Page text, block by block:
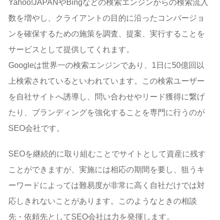
社内体制の整備
SEO対策会社を選ぶ前に知っておくべきこと
SEO対策の効果が出るまでには長期期間かかる
SEO会社は「評判」や「信頼性」で選ばれる傾向があ
る
SEO対策会社の選び方
ステップ1:SEOの基礎知識を身につける
ステップ2:SEO対策の最終目標や予算を定める
る
ステップ5:SEO会社との商談時に質問する
SEO会社選定の基準
実績の確認
施策内容の確認
Yahoo!JAPANやBingなどの検索エンジンからの検索流入
数を増やし、クライアントの目的に沿ったコンバージョ
ンを確保するための施策を調査、提案、実行することを
サービスとして提供してくれます。
Googleは世界一の検索エンジンであり、1日に50億回以
上検索されているといわれています。この検索ユーザー
を自社サイトへ誘導し、問い合わせやリード獲得に繋げ
たり、ブランディングを強化することを専門に行うのが
SEO会社です。
SEOを継続的に取り組むことでサイトとして資産に残す
ことができますが、実施には相応の期間を要し、狙うキ
ーワードによっては難易度が非常に高く自社だけでは対
応しきれないことがあります。このようなときの相談
先・依頼先としてSEO会社は力を発揮します。